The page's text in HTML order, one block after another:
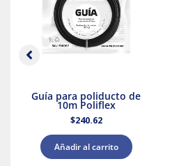
Guía para poliducto de
10m Poliflex
$240.62
Añadir al carrito